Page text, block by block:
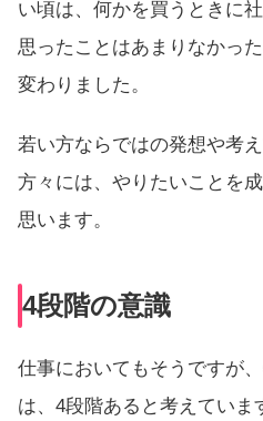
い頃は、何かを買うときに
思ったことはあまりなかっ
変わりました。
若い方ならではの発想や考
方々には、やりたいことを
思います。
4段階の意識
仕事においてもそうですが
は、4段階あると考えていま